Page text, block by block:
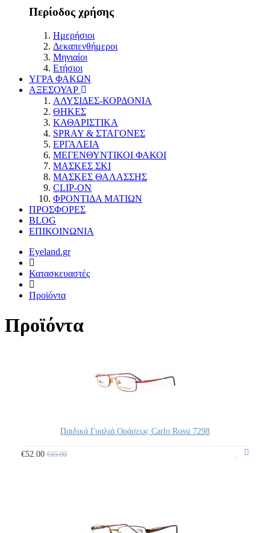
Περίοδος χρήσης
Ημερήσιοι
Δεκαπενθήμεροι
Μηνιαίοι
Ετήσιοι
ΥΓΡΑ ΦΑΚΩΝ
ΑΞΕΣΟΥΑΡ
ΑΛΥΣΙΔΕΣ-ΚΟΡΔΟΝΙΑ
ΘΗΚΕΣ
ΚΑΘΑΡΙΣΤΙΚΑ
SPRAY & ΣΤΑΓΟΝΕΣ
ΕΡΓΑΛΕΙΑ
ΜΕΓΕΝΘΥΝΤΙΚΟΙ ΦΑΚΟΙ
ΜΑΣΚΕΣ ΣΚΙ
ΜΑΣΚΕΣ ΘΑΛΑΣΣΗΣ
CLIP-ON
ΦΡΟΝΤΙΔΑ ΜΑΤΙΩΝ
ΠΡΟΣΦΟΡΕΣ
BLOG
ΕΠΙΚΟΙΝΩΝΙΑ
Eyeland.gr
Κατασκευαστές
Προϊόντα
Προϊόντα
Παιδικά Γυαλιά Οράσεως Carlo Rossi 7298
€52.00€65.00